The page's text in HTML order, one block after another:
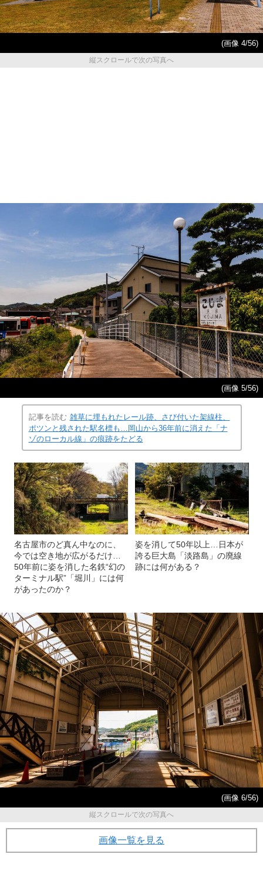
(画像 4/56)
縦スクロールで次の写真へ
(画像 5/56)
記事を読む 雑草に埋もれたレール跡、さび付いた架線柱、
ポツンと残された駅名標も…岡山から36年前に消えた「ナ
ゾのローカル線」の痕跡をたどる
名古屋市のど真ん中なのに、
今では空き地が広がるだけ…
50年前に姿を消した名鉄“幻の
ターミナル駅”「堀川」には何
があったのか？
姿を消して50年以上…日本が
誇る巨大島「淡路島」の廃線
跡には何がある？
(画像 6/56)
縦スクロールで次の写真へ
画像一覧を見る